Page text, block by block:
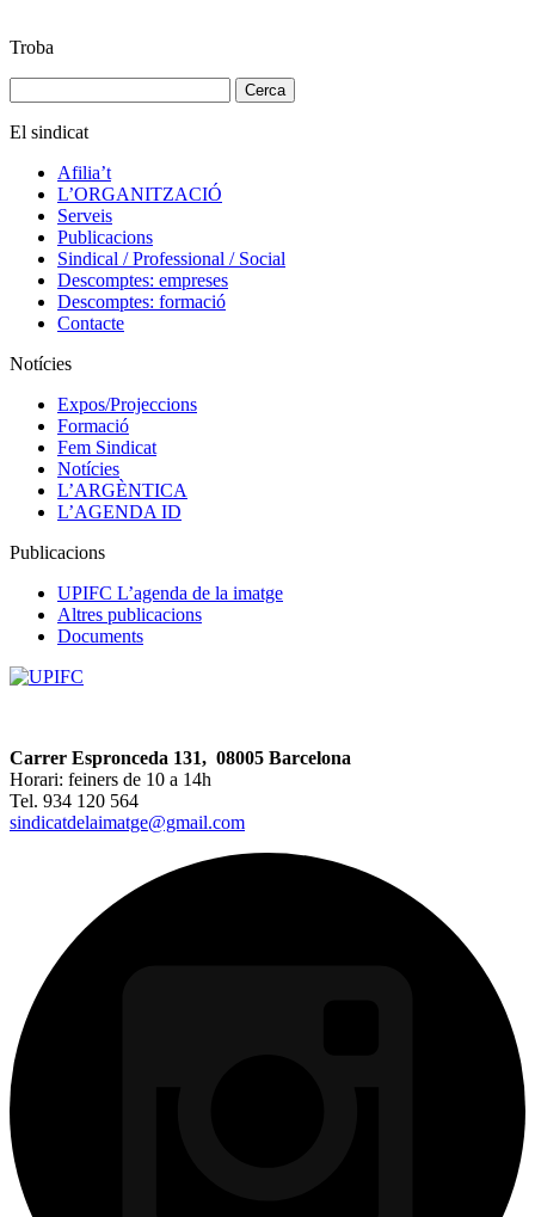
Troba
El sindicat
Afilia’t
L’ORGANITZACIÓ
Serveis
Publicacions
Sindical / Professional / Social
Descomptes: empreses
Descomptes: formació
Contacte
Notícies
Expos/Projeccions
Formació
Fem Sindicat
Notícies
L’ARGÈNTICA
L’AGENDA ID
Publicacions
UPIFC L’agenda de la imatge
Altres publicacions
Documents
Carrer Espronceda 131, 08005 Barcelona
Horari: feiners de 10 a 14h
Tel. 934 120 564
sindicatdelaimatge@gmail.com